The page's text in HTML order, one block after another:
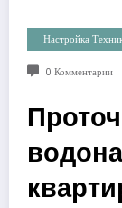
Настройка
0 Комментарии